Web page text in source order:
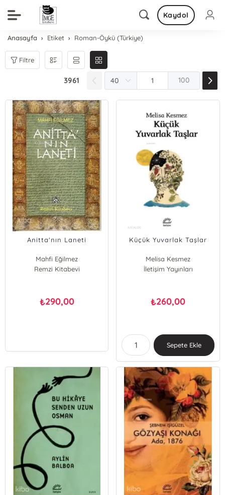
Kaydol
Anasayfa Etiket Roman-Öykü (Türkiye)
Filtre
3961 100
Anitta'nın Laneti
Mahfi Eğilmez
Remzi Kitabevi
₺290,00
Küçük Yuvarlak Taşlar
Melisa Kesmez
İletişim Yayınları
₺260,00
Sepete Ekle